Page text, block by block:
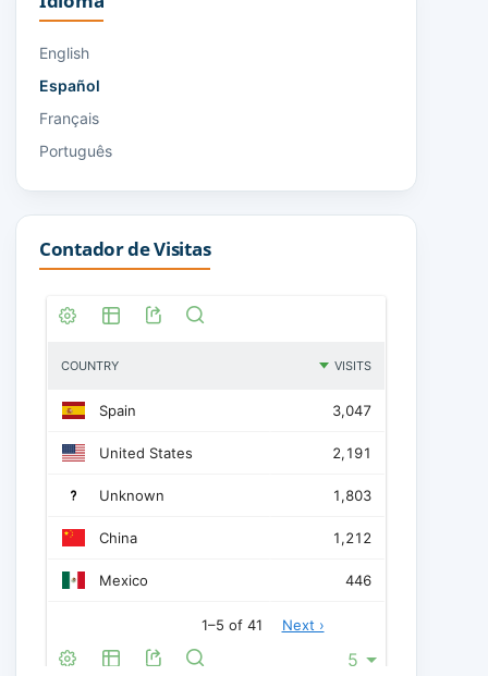
English
Español
Français
Português
Contador de Visitas